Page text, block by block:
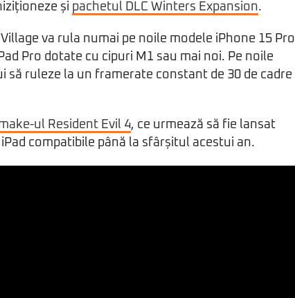
și pachetul DLC Winters Expansion.
va rula numai pe noile modele iPhone 15 Pro
Pro dotate cu cipuri M1 sau mai noi. Pe noile
să ruleze la un framerate constant de 30 de cadre
ul Resident Evil 4, ce urmează să fie lansat
compatibile până la sfârșitul acestui an.